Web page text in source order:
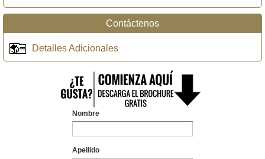
Contáctenos
Detalles Adicionales
Nombre
Apellido